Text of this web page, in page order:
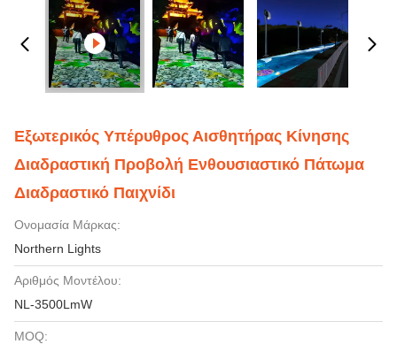
Εξωτερικός Υπέρυθρος Αισθητήρας Κίνησης
Διαδραστική Προβολή Ενθουσιαστικό Πάτωμα
Διαδραστικό Παιχνίδι
Ονομασία Μάρκας:
Northern Lights
Αριθμός Μοντέλου:
NL-3500LmW
MOQ: